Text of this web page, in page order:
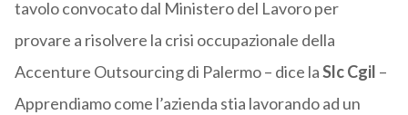
tavolo convocato dal Ministero del Lavoro per
provare a risolvere la crisi occupazionale della
Accenture Outsourcing di Palermo – dice laSlc Cgil –
Apprendiamo come l’azienda stia lavorando ad un